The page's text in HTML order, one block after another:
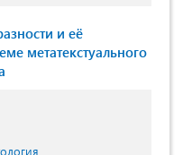
и её
метатекстуального